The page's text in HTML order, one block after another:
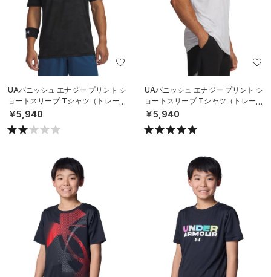
UAバニッシュ エナジー プリント シ
ョートスリーブ Tシャツ（トレーニ
ング/MEN）
￥5,940
UAバニッシュ エナジー プリント シ
ョートスリーブ Tシャツ（トレーニ
ング/MEN）
￥5,940